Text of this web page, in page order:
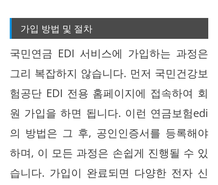
가입 방법 및 절차
국민연금 EDI 서비스에 가입하는 과정은
그리 복잡하지 않습니다. 먼저 국민건강보
험공단 EDI 전용 홈페이지에 접속하여 회
원 가입을 하면 됩니다. 이런 연금보험edi
의 방법은 그 후, 공인인증서를 등록해야
하며, 이 모든 과정은 손쉽게 진행될 수 있
습니다. 가입이 완료되면 다양한 전자 신